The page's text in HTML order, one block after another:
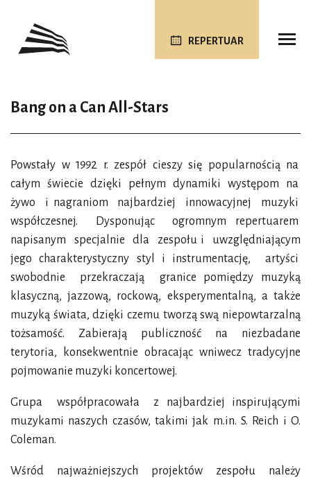
REPERTUAR
Bang on a Can All-Stars
Powstały w 1992 r. zespół cieszy się popularnością na
całym świecie dzięki pełnym dynamiki występom na
żywo i nagraniom najbardziej innowacyjnej muzyki
współczesnej. Dysponując ogromnym repertuarem
napisanym specjalnie dla zespołu i uwzględniającym
jego charakterystyczny styl i instrumentację, artyści
swobodnie przekraczają granice pomiędzy muzyką
klasyczną, jazzową, rockową, eksperymentalną, a także
muzyką świata, dzięki czemu tworzą swą niepowtarzalną
tożsamość. Zabierają publiczność na niezbadane
terytoria, konsekwentnie obracając wniwecz tradycyjne
pojmowanie muzyki koncertowej.
Grupa współpracowała z najbardziej inspirującymi
muzykami naszych czasów, takimi jak m.in. S. Reich i O.
Coleman.
Wśród najważniejszych projektów zespołu należy